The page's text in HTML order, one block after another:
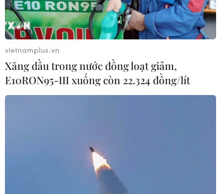
vietnamplus.vn
Xăng dầu trong nước đồng loạt giảm,
E10RON95-III xuống còn 22.324 đồng/lít